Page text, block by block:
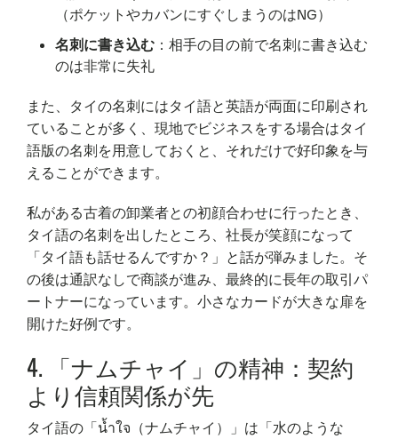
（ポケットやカバンにすぐしまうのはNG）
名刺に書き込む ：相手の目の前で名刺に書き込む
のは非常に失礼
また、タイの名刺にはタイ語と英語が両面に印刷され
ていることが多く、現地でビジネスをする場合はタイ
語版の名刺を用意しておくと、それだけで好印象を与
えることができます。
私がある古着の卸業者との初顔合わせに行ったとき、
タイ語の名刺を出したところ、社長が笑顔になって
「タイ語も話せるんですか？」と話が弾みました。そ
の後は通訳なしで商談が進み、最終的に長年の取引パ
ートナーになっています。小さなカードが大きな扉を
開けた好例です。
4. 「ナムチャイ」の精神：契約
より信頼関係が先
タイ語の「น้ำใจ（ナムチャイ）」は「水のような